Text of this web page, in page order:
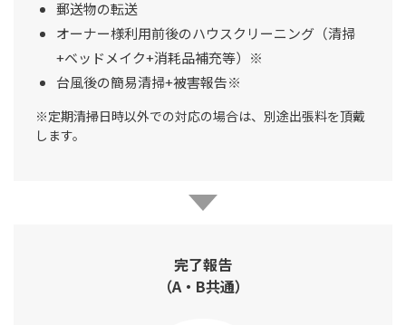
郵送物の転送
オーナー様利用前後のハウスクリーニング（清掃
+ベッドメイク+消耗品補充等）※
台風後の簡易清掃+被害報告※
※定期清掃日時以外での対応の場合は、別途出張料を頂戴
します。
完了報告
（A・B共通）